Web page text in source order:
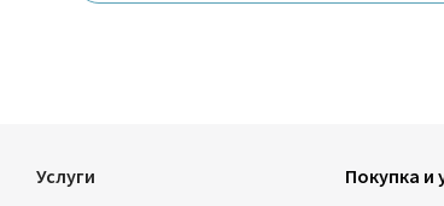
Услуги Покупка и